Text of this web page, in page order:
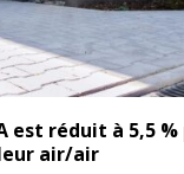
est réduit à 5,5
air/air